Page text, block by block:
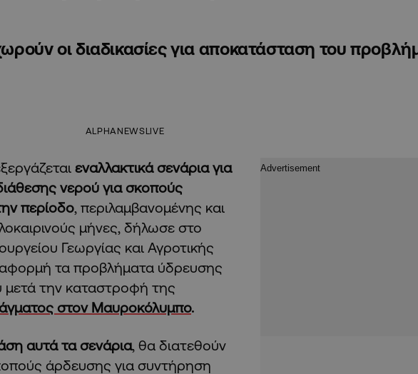
οι διαδικασίες για αποκατάσταση του
ALPHANEWSLIVE
εναλλακτικά σενάρια για
νερού για σκοπούς
περίοδο, περιλαμβανομένης και
μήνες, δήλωσε στο
Γεωργίας και Αγροτικής
τα προβλήματα ύδρευσης
την καταστροφή της
στον Μαυροκόλυμπο.
αυτά τα σενάρια, θα διατεθούν
άρδευσης για συντήρηση